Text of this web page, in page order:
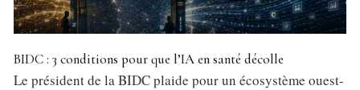
BIDC : 3 conditions pour que l’IA en santé décolle
Le président de la BIDC plaide pour un écosystème ouest-